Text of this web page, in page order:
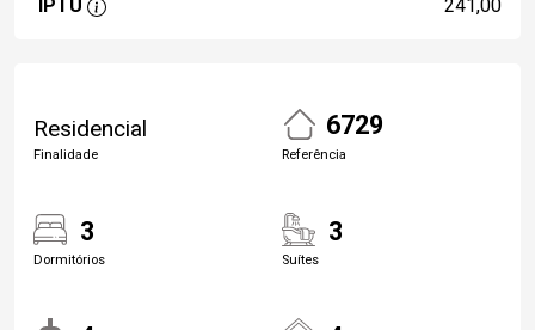
IPTU
241,00
Residencial
Finalidade
6729
Referência
3
Dormitórios
3
Suítes